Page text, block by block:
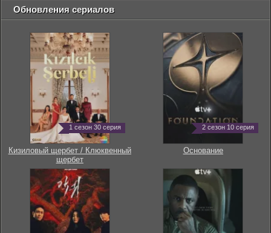
Обновления сериалов
1 сезон 30 серия
Кизиловый щербет / Клюквенный
щербет
2 сезон 10 серия
Основание